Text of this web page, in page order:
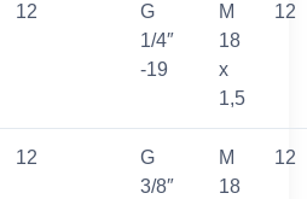
12
G
1/4″
-19
M
18
x
1,5
12
12
G
3/8″
M
18
12